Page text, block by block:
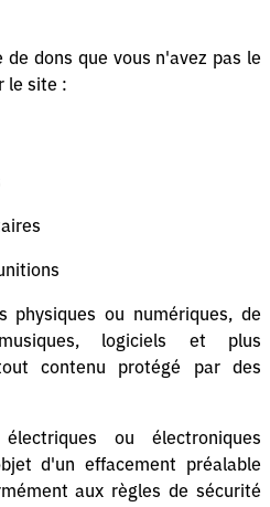
dons que vous n'avez pas le
le site :
physiques ou numériques, de
logiciels et plus
contenu protégé par des
ou électroniques
d'un effacement préalable
aux règles de sécurité